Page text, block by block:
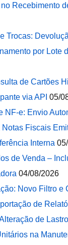
Recebimento
Trocas:
por Lote
de Cartões
via API 05/
NF-e: Envio
Fiscais
Interna
de Venda –
04/08/2026
Novo Filtro e
de
de
na